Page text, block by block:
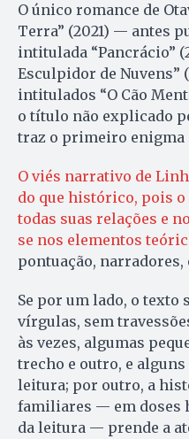
O único romance de
Terra” (2021) — antes
intitulada “Pancrácio”
Esculpidor de Nuvens”
intitulados “O Cão
o título não explicado
traz o primeiro enigma
O viés narrativo de
do que histórico, pois
todas suas relações e
se nos elementos
pontuação, narradores,
Se por um lado, o texto
vírgulas, sem
às vezes, algumas
trecho e outro, e
leitura; por outro, a
familiares — em doses
da leitura — prende a